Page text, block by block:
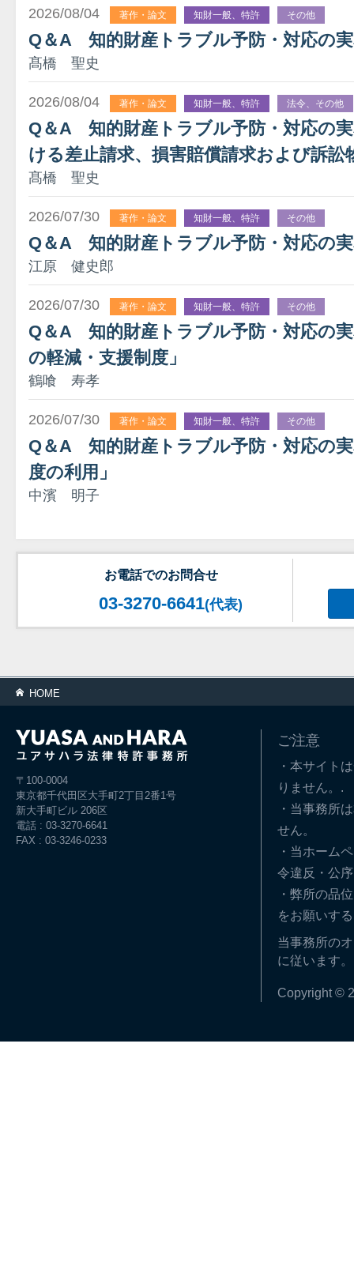
2026/08/04 著作・論文 知財一般、特許 その他
Q＆A 知的財産トラブル予防・対応の
髙橋 聖史
2026/08/04 著作・論文 知財一般、特許 法令、その他
Q＆A 知的財産トラブル予防・対応の
ける差止請求、損害賠償請求および訴訟
髙橋 聖史
2026/07/30 著作・論文 知財一般、特許 その他
Q＆A 知的財産トラブル予防・対応の
江原 健史郎
2026/07/30 著作・論文 知財一般、特許 その他
Q＆A 知的財産トラブル予防・対応の
の軽減・支援制度」
鶴喰 寿孝
2026/07/30 著作・論文 知財一般、特許 その他
Q＆A 知的財産トラブル予防・対応の
度の利用」
中濱 明子
お電話でのお問合せ
03-3270-6641(代表)
HOME
〒100-0004
東京都千代田区大手町2丁目2番1号
新大手町ビル 206区
電話 : 03-3270-6641
FAX : 03-3246-0233
ご注意
・本サイト
りません。.
・当事務所
せん。
・当ホーム
令違反・公
・弊所の品
をお願いす
当事務所の
に従います。
Copyright ©